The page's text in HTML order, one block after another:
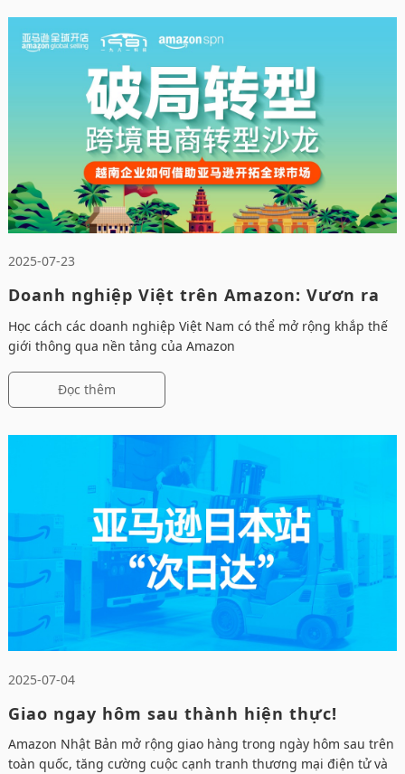
2025-07-23
Doanh nghiệp Việt trên Amazon: Vươn ra
toàn cầu!
Học cách các doanh nghiệp Việt Nam có thể mở rộng khắp thế
giới thông qua nền tảng của Amazon
Đọc thêm
2025-07-04
Giao ngay hôm sau thành hiện thực!
Amazon Japan tối ưu logistics
Amazon Nhật Bản mở rộng giao hàng trong ngày hôm sau trên
toàn quốc, tăng cường cuộc cạnh tranh thương mại điện tử và